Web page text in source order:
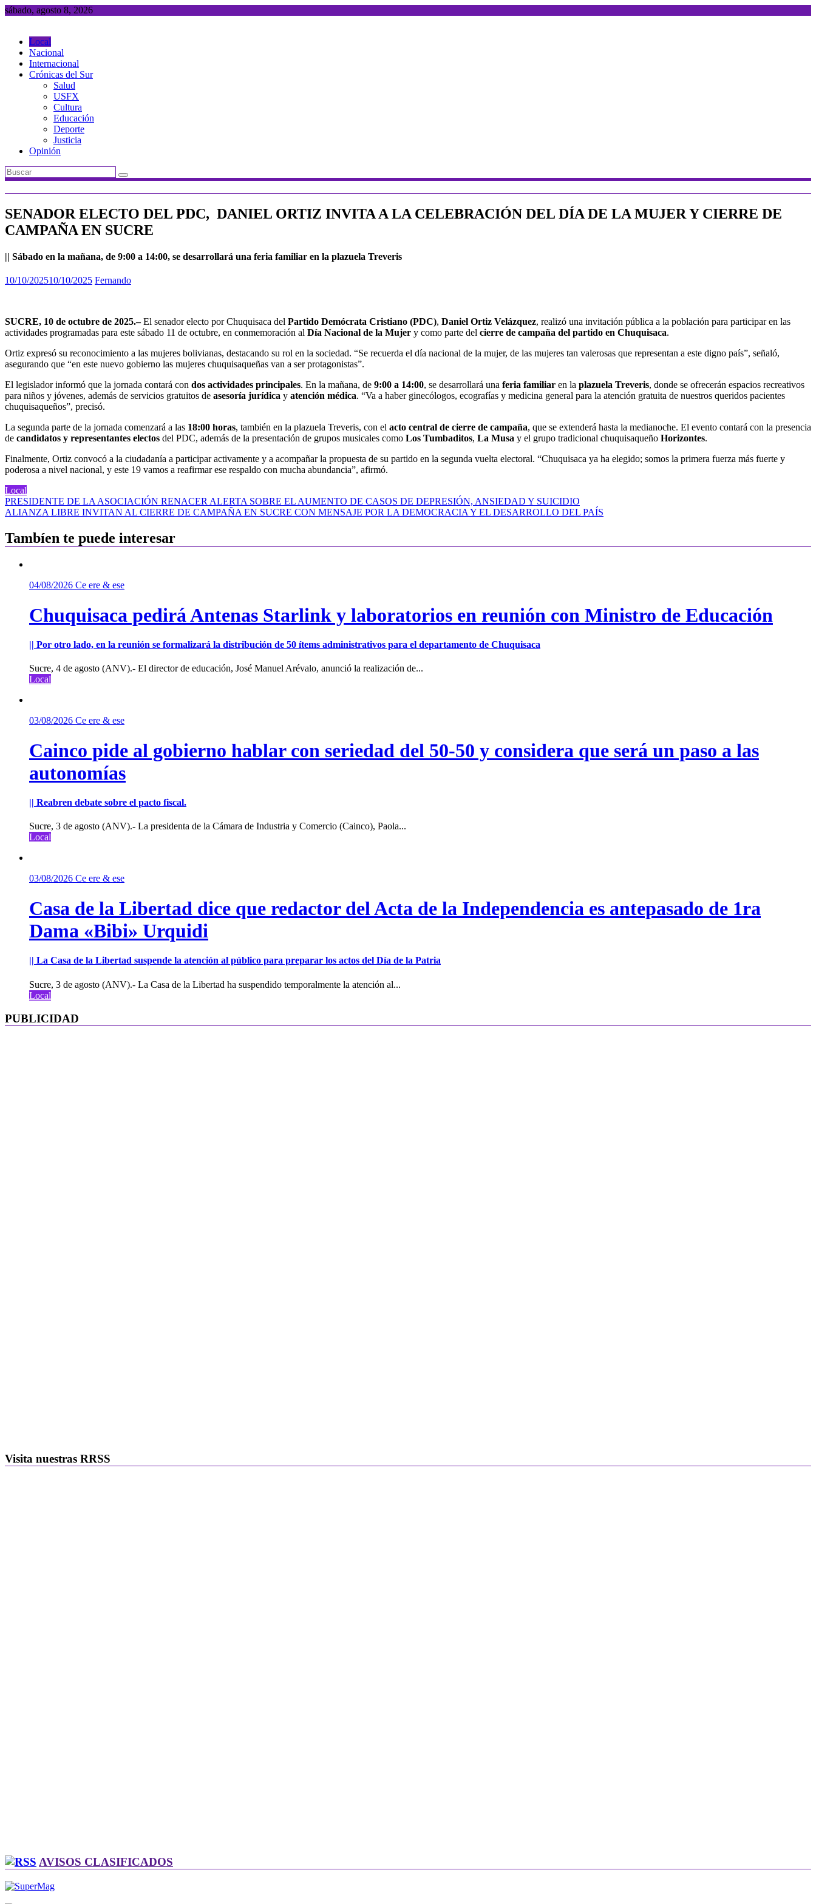
Saltar
sábado, agosto 8, 2026
Local
Nacional
Internacional
Crónicas del Sur
Salud
USFX
Cultura
Educación
Deporte
Justicia
Opinión
SENADOR ELECTO DEL PDC, DANIEL ORTIZ INVITA A LA CELEBRACIÓN DEL DÍA DE LA MUJER Y CIERRE DE
CAMPAÑA EN SUCRE
|| Sábado en la mañana, de 9:00 a 14:00, se desarrollará una feria familiar en la plazuela Treveris
10/10/202510/10/2025 Fernando
SUCRE, 10 de octubre de 2025.–El senador electo por Chuquisaca del Partido Demócrata Cristiano (PDC), Daniel Ortiz Velázquez, realizó una invitación pública a la población para participar en las
actividades programadas para este sábado 11 de octubre, en conmemoración al Día Nacional de la Mujer y como parte del cierre de campaña del partido en Chuquisaca.
Ortiz expresó su reconocimiento a las mujeres bolivianas, destacando su rol en la sociedad. “Se recuerda el día nacional de la mujer, de las mujeres tan valerosas que representan a este digno país”, señaló,
asegurando que “en este nuevo gobierno las mujeres chuquisaqueñas van a ser protagonistas”.
El legislador informó que la jornada contará con dos actividades principales. En la mañana, de 9:00 a 14:00, se desarrollará una feria familiar en la plazuela Treveris, donde se ofrecerán espacios recreativos
para niños y jóvenes, además de servicios gratuitos de asesoría jurídica y atención médica. “Va a haber ginecólogos, ecografías y medicina general para la atención gratuita de nuestros queridos pacientes
chuquisaqueños”, precisó.
La segunda parte de la jornada comenzará a las 18:00 horas, también en la plazuela Treveris, con el acto central de cierre de campaña, que se extenderá hasta la medianoche. El evento contará con la presencia
de candidatos y representantes electos del PDC, además de la presentación de grupos musicales como Los Tumbaditos, La Musa y el grupo tradicional chuquisaqueño Horizontes.
Finalmente, Ortiz convocó a la ciudadanía a participar activamente y a acompañar la propuesta de su partido en la segunda vuelta electoral. “Chuquisaca ya ha elegido; somos la primera fuerza más fuerte y
poderosa a nivel nacional, y este 19 vamos a reafirmar ese respaldo con mucha abundancia”, afirmó.
Local
Navegación
de
entradas
PRESIDENTE DE LA ASOCIACIÓN RENACER ALERTA SOBRE EL AUMENTO DE CASOS DE DEPRESIÓN, ANSIEDAD Y SUICIDIO
ALIANZA LIBRE INVITAN AL CIERRE DE CAMPAÑA EN SUCRE CON MENSAJE POR LA DEMOCRACIA Y EL DESARROLLO DEL PAÍS
Tambíen te puede interesar
04/08/2026 Ce ere & ese
Chuquisaca pedirá Antenas Starlink y laboratorios en reunión con Ministro de Educación
|| Por otro lado, en la reunión se formalizará la distribución de 50 ítems administrativos para el departamento de Chuquisaca
Sucre, 4 de agosto (ANV).- El director de educación, José Manuel Arévalo, anunció la realización de...
Local
03/08/2026 Ce ere & ese
Cainco pide al gobierno hablar con seriedad del 50-50 y considera que será un paso a las
autonomías
|| Reabren debate sobre el pacto fiscal.
Sucre, 3 de agosto (ANV).- La presidenta de la Cámara de Industria y Comercio (Cainco), Paola...
Local
03/08/2026 Ce ere & ese
Casa de la Libertad dice que redactor del Acta de la Independencia es antepasado de 1ra
Dama «Bibi» Urquidi
|| La Casa de la Libertad suspende la atención al público para preparar los actos del Día de la Patria
Sucre, 3 de agosto (ANV).- La Casa de la Libertad ha suspendido temporalmente la atención al...
Local
PUBLICIDAD
Visita nuestras RRSS
AVISOS CLASIFICADOS